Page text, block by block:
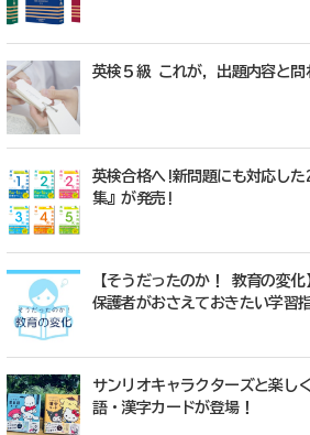
英検５級 これが，出題内容と問
英検合格へ!新問題にも対応した
集』が発売!
【そうだったのか！ 教育の変化
保護者がおさえておきたい学習
サンリオキャラクターズと楽
語・漢字カードが登場！